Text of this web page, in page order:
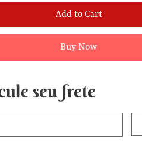
Add to Cart
Buy Now
seu frete